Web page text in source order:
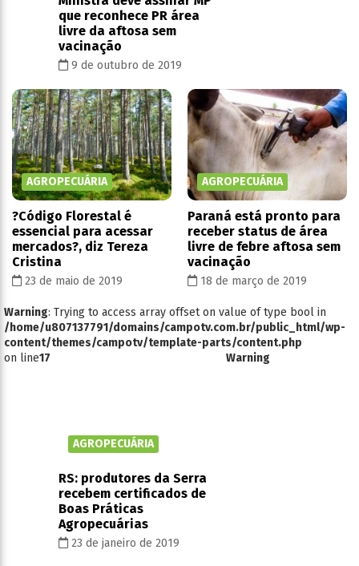
que reconhece PR área
livre da aftosa sem
vacinação
9 de outubro de 2019
AGROPECUÁRIA
?Código Florestal é
essencial para acessar
mercados?, diz Tereza
Cristina
23 de maio de 2019
AGROPECUÁRIA
Paraná está pronto para
receber status de área
livre de febre aftosa sem
vacinação
18 de março de 2019
Warning: Trying to access array offset on value of type bool in
/home/u807137791/domains/campotv.com.br/public_html/wp-
content/themes/campotv/template-parts/content.php
on line17
AGROPECUÁRIA
RS: produtores da Serra
recebem certificados de
Boas Práticas
Agropecuárias
23 de janeiro de 2019
Warning